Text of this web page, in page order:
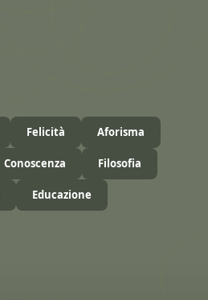
Felicità Aforisma
Conoscenza Filosofia
Educazione